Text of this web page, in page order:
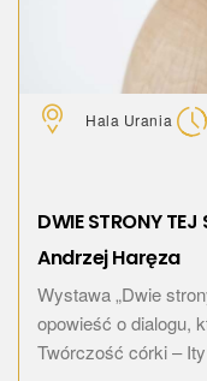
Hala Urania
DWIE STRONY
Andrzej Haręza
Wystawa „Dwie
opowieść o dialogu,
Twórczość córki –